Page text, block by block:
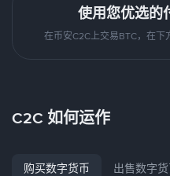
使用您优选的
在币安C2C上交易BTC，在
C2C 如何运作
购买数字货币 出售数字